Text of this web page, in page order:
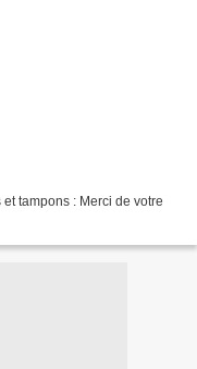
tampons : Merci de votre